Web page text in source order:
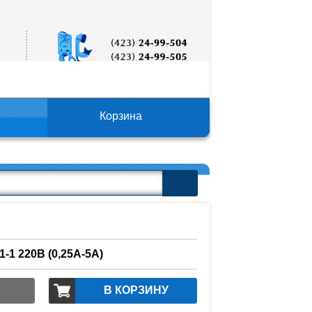
Корзина
1 220В (0,25А-5А)
В КОРЗИНУ